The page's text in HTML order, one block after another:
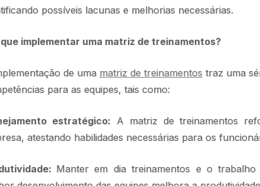
possíveis lacunas e melhorias necessárias.
implementar uma matriz de treinamentos?
de uma matriz de treinamentostraz uma
para as equipes, tais como:
estratégico: A matriz de treinamentos
atestando habilidades necessárias para os
Manter em dia treinamentos e o trabalho